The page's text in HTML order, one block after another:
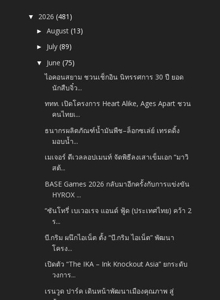
▼ 2026(481)
►August(13)
► July(89)
▼ June(75)
ไอคอนสยาม ชวนเช็กอิน นิทรรศการ 30 ปี ยอด
นักสืบจิ๋ว...
ททท. เปิดโครงการ Heart Alike, Ages Apart ชวน
คนไทยเ...
ธนากรผลิตภัณฑ์น้ำมันพืช–ล็อกซเล่ย์ เทรดดิ้ง
มอบน้ำ...
เมเจอร์ ดีเวลลอปเมนท์ จัดพิธีลงเสาเข็มเอก “มาวิ
สต้...
BASE Games 2026 กลับมาอีกครั้งกับการแข่งขัน
HYROX ...
“ซันโทรี่ เบเวอเรจ แอนด์ ฟู้ด (ประเทศไทย) คว้า 2
ร...
บี.กริม ผนึกไอเน็ต ตั้ง “บี.กริม ไอเน็ต” พัฒนา
โครง...
เปิดตัว “The IKA – Ink Knockout Asia” ยกระดับ
วงการ...
เรนวูด ปาร์ค เดินหน้าพัฒนาเมืองคุณภาพ สู่